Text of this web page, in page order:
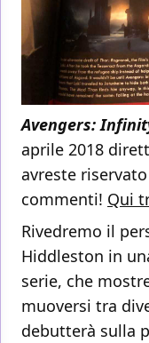
Avengers:
aprile 2018
avreste
commenti! Qui
Rivedremo il
Hiddleston in
serie, che
muoversi tra
debutterà sulla